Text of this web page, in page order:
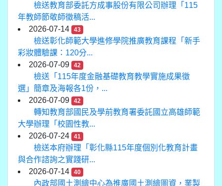
檢送教育部委託方成事股份有限公司辦理「115
年教師節敬師徵稿活...
2026-07-14
43
檢送彰化師範大學進修學院推廣教育課程「新手
彩妝體驗課：120分...
2026-07-09
42
檢送「115年度金融基礎教育教學實施成果徵
選」簡章及海報各1份，...
2026-07-09
42
轉知教育部國民及學前教育署委託國立高雄師範
大學辦理「校園性教...
2026-07-24
41
檢送本府辦理「彰化縣115年度個別化教育計畫
與合作諮詢之實踐研...
2026-07-14
40
內政部國土測繪中心為推廣國土測繪圖資，業製